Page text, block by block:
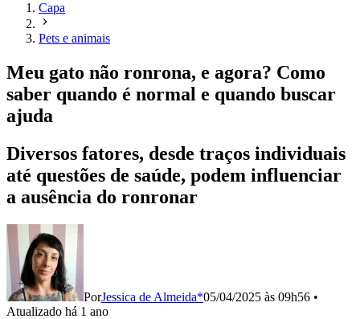
Capa
Pets e animais
Meu gato não ronrona, e agora? Como
saber quando é normal e quando buscar
ajuda
Diversos fatores, desde traços individuais
até questões de saúde, podem influenciar
a ausência do ronronar
PorJessica de Almeida*05/04/2025 às 09h56 •
Atualizado há 1 ano